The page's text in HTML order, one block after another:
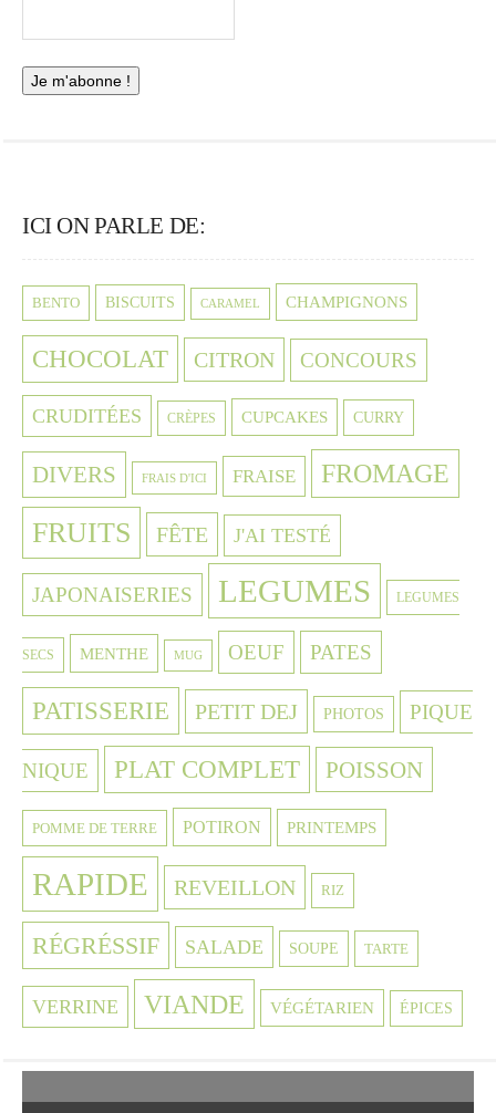
ICI ON PARLE DE:
BENTO BISCUITS CARAMEL CHAMPIGNONS
CHOCOLAT CITRON CONCOURS
CRUDITÉES CRÈPES CUPCAKES CURRY
DIVERS FRAIS D'ICI FRAISE FROMAGE
FRUITS FÊTE J'AI TESTÉ
JAPONAISERIES LEGUMES LEGUMES
SECS MENTHE MUG OEUF PATES
PATISSERIE PETIT DEJ PHOTOS PIQUE
NIQUE PLAT COMPLET POISSON
POMME DE TERRE POTIRON PRINTEMPS
RAPIDE REVEILLON RIZ
RÉGRÉSSIF SALADE SOUPE TARTE
VERRINE VIANDE VÉGÉTARIEN ÉPICES